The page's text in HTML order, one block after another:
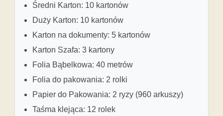
Średni Karton: 10 kartonów
Duży Karton: 10 kartonów
Karton na dokumenty: 5 kartonów
Karton Szafa: 3 kartony
Folia Bąbelkowa: 40 metrów
Folia do pakowania: 2 rolki
Papier do Pakowania: 2 ryzy (960 arkuszy)
Taśma klejąca: 12 rolek